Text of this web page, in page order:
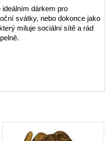
dárkem pro
svátky, nebo dokonce jako
miluje sociální sítě a rád